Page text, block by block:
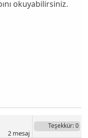
okuyabilirsiniz.
Teşekkür: 0
2mesaj